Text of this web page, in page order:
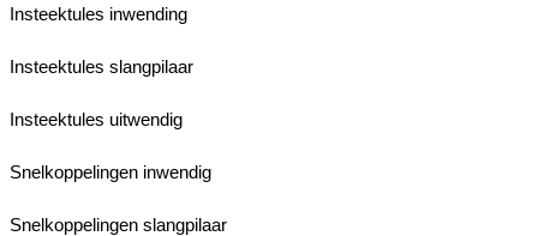
Insteektules inwending
Insteektules slangpilaar
Insteektules uitwendig
Snelkoppelingen inwendig
Snelkoppelingen slangpilaar